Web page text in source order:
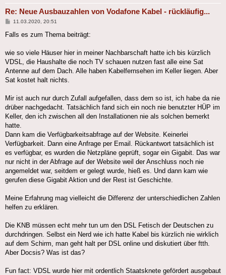
Re: Neue Ausbauzahlen von Vodafone Kabel - rückläufig...
Beitrag
11.03.2020, 20:51
Falls es zum Thema beiträgt:
wie so viele Häuser hier in meiner Nachbarschaft hatte ich bis kürzlich
VDSL, die Haushalte die noch TV schauen nutzen fast alle eine Sat
Antenne auf dem Dach. Alle haben Kabelfernsehen im Keller liegen. Aber
Sat kostet halt nichts.
Mir ist auch nur durch Zufall aufgefallen, dass dem so ist, ich habe da nie
drüber nachgedacht. Tatsächlich fand sich ein noch nie benutzter HÜP im
Keller, den ich zwischen all den Installationen nie als solchen bemerkt
hatte.
Dann kam die Verfügbarkeitsabfrage auf der Website. Keinerlei
Verfügbarkeit. Dann eine Anfrage per Email. Rückantwort tatsächlich ist
es verfügbar, es wurden die Netzpläne geprüft, sogar ein Gigabit. Das war
nur nicht in der Abfrage auf der Website weil der Anschluss noch nie
angemeldet war, seitdem er gelegt wurde, hieß es. Und dann kam wie
gerufen diese Gigabit Aktion und der Rest ist Geschichte.
Meine Erfahrung mag vielleicht die Differenz der unterschiedlichen Zahlen
helfen zu erklären.
Die KNB müssen echt mehr tun um den DSL Fetisch der Deutschen zu
durchdringen. Selbst ein Nerd wie ich hatte Kabel bis kürzlich nie wirklich
auf dem Schirm, man geht halt per DSL online und diskutiert über ftth.
Aber Docsis? Was ist das?
Fun fact: VDSL wurde hier mit ordentlich Staatsknete gefördert ausgebaut